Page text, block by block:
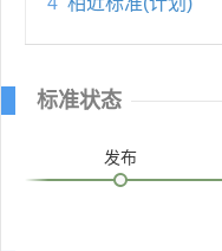
标准状态
发布